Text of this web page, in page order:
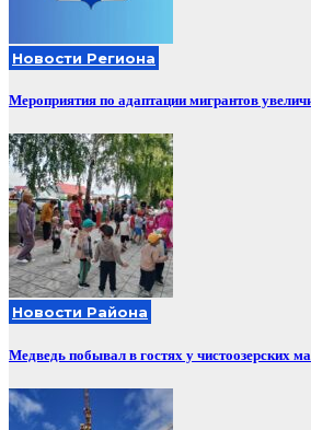
Новости Региона
Мероприятия по адаптации мигрантов
Новости Района
Медведь побывал в гостях у чистоозерских